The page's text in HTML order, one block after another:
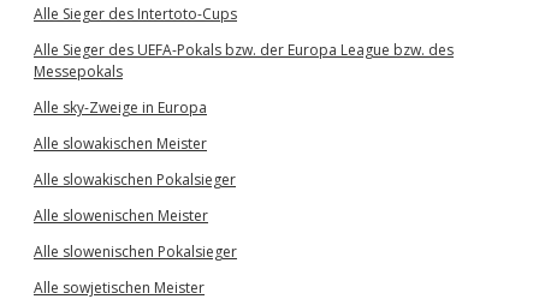
Alle Sieger des Intertoto-Cups
Alle Sieger des UEFA-Pokals bzw. der Europa League bzw. des
Messepokals
Alle sky-Zweige in Europa
Alle slowakischen Meister
Alle slowakischen Pokalsieger
Alle slowenischen Meister
Alle slowenischen Pokalsieger
Alle sowjetischen Meister